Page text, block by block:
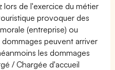
lors de l'exercice du métier
provoquer des
(entreprise) ou
dommages peuvent arriver
les dommages
/ Chargée d'accueil